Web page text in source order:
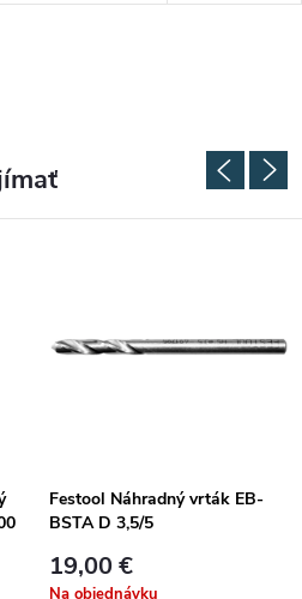
Festool Náhradný vrták EB-
BSTA D 3,5/5
19,00 €
Na objednávku